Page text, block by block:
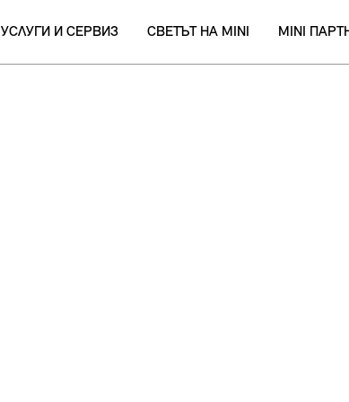
УСЛУГИ И СЕРВИЗ СВЕТЪТ НА MINI MINI